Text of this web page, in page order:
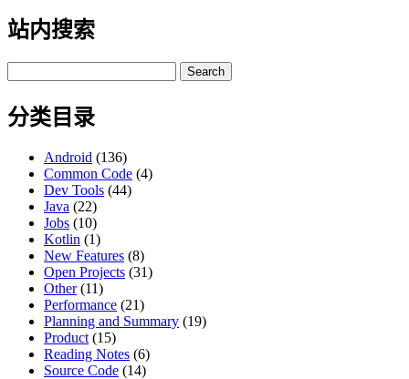
站内搜索
for:
分类目录
Android (136)
Common Code (4)
Dev Tools (44)
Java (22)
Jobs (10)
Kotlin (1)
New Features (8)
Open Projects (31)
Other(11)
Performance (21)
Planning and Summary (19)
Product (15)
Reading Notes (6)
Source Code (14)